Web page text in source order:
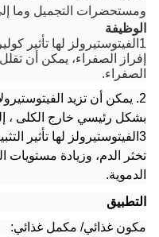
ومستحضرات التجميل وما
الوظيفة
1الفيتوستيرولز لها تأثير
إفراز الصفراء، يمكن أن
الصفراء.
2. يمكن أن تزيد
بشكل رئيسي خارج الكلى ،
3الفيتوستيرولز لها تأثير
تخثر الدم، وزيادة مستويات
الدموية.
التطبيق
مكون غذائي/ مكمل غذائي: